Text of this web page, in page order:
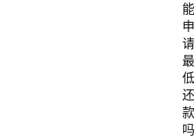
能
申
请
最
低
还
款
吗